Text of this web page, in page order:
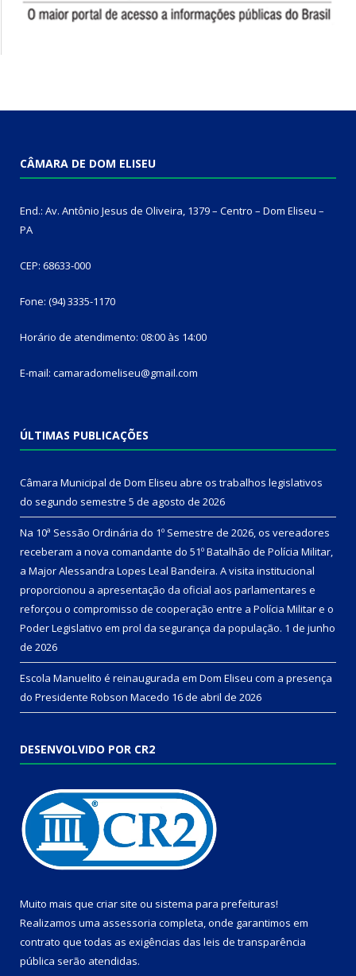
CÂMARA DE DOM ELISEU
End.: Av. Antônio Jesus de Oliveira, 1379 – Centro – Dom Eliseu –
PA
CEP: 68633-000
Fone: (94) 3335-1170
Horário de atendimento: 08:00 às 14:00
E-mail: camaradomeliseu@gmail.com
ÚLTIMAS PUBLICAÇÕES
Câmara Municipal de Dom Eliseu abre os trabalhos legislativos
do segundo semestre 5 de agosto de 2026
Na 10ª Sessão Ordinária do 1º Semestre de 2026, os vereadores
receberam a nova comandante do 51º Batalhão de Polícia Militar,
a Major Alessandra Lopes Leal Bandeira. A visita institucional
proporcionou a apresentação da oficial aos parlamentares e
reforçou o compromisso de cooperação entre a Polícia Militar e o
Poder Legislativo em prol da segurança da população. 1 de junho
de 2026
Escola Manuelito é reinaugurada em Dom Eliseu com a presença
do Presidente Robson Macedo 16 de abril de 2026
DESENVOLVIDO POR CR2
Muito mais que criar site ou sistema para prefeituras!
Realizamos uma assessoria completa, onde garantimos em
contrato que todas as exigências das leis de transparência
pública serão atendidas.